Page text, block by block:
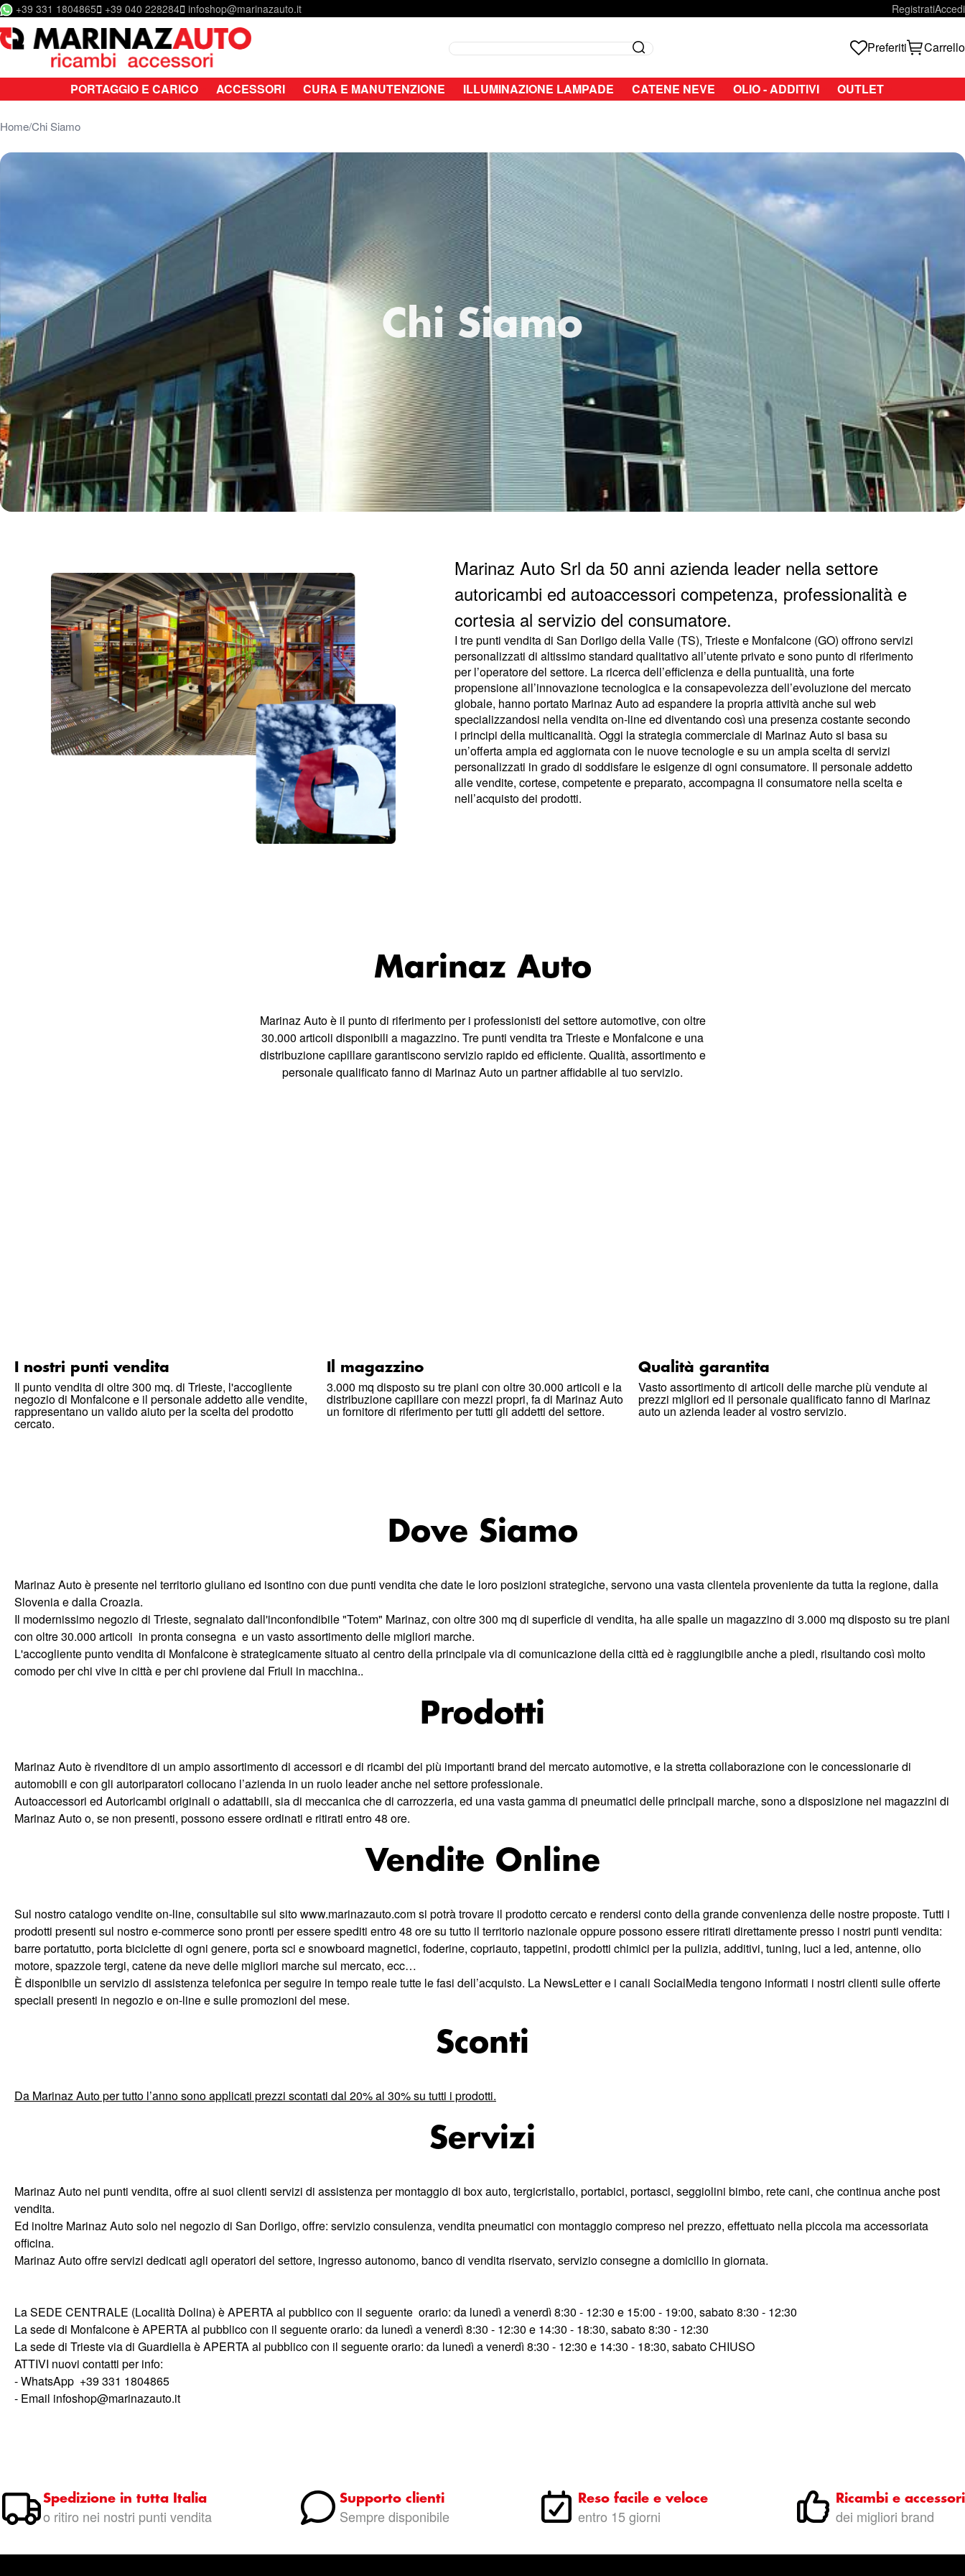
Salta al contenuto
+39 331 1804865 +39 040 228284 infoshop@marinazauto.it RegistratiAccedi
Search Search Preferiti Carrello
PORTAGGIO E CARICO ACCESSORI CURA E MANUTENZIONE ILLUMINAZIONE LAMPADE CATENE NEVE OLIO - ADDITIVI OUTLET
HomeChi Siamo
Chi Siamo
Marinaz Auto Srl da 50 anni azienda leader nella settore
autoricambi ed autoaccessori competenza, professionalità e
cortesia al servizio del consumatore.
I tre punti vendita di San Dorligo della Valle (TS), Trieste e Monfalcone (GO) offrono servizi
personalizzati di altissimo standard qualitativo all’utente privato e sono punto di riferimento
per l’operatore del settore. La ricerca dell’efficienza e della puntualità, una forte
propensione all’innovazione tecnologica e la consapevolezza dell’evoluzione del mercato
globale, hanno portato Marinaz Auto ad espandere la propria attività anche sul web
specializzandosi nella vendita on-line ed diventando così una presenza costante secondo
i principi della multicanalità. Oggi la strategia commerciale di Marinaz Auto si basa su
un’offerta ampia ed aggiornata con le nuove tecnologie e su un ampia scelta di servizi
personalizzati in grado di soddisfare le esigenze di ogni consumatore. Il personale addetto
alle vendite, cortese, competente e preparato, accompagna il consumatore nella scelta e
nell’acquisto dei prodotti.
Marinaz Auto
Marinaz Auto è il punto di riferimento per i professionisti del settore automotive, con oltre
30.000 articoli disponibili a magazzino. Tre punti vendita tra Trieste e Monfalcone e una
distribuzione capillare garantiscono servizio rapido ed efficiente. Qualità, assortimento e
personale qualificato fanno di Marinaz Auto un partner affidabile al tuo servizio.
I nostri punti vendita
Il punto vendita di oltre 300 mq. di Trieste, l'accogliente
negozio di Monfalcone e il personale addetto alle vendite,
rappresentano un valido aiuto per la scelta del prodotto
cercato.
Il magazzino
3.000 mq disposto su tre piani con oltre 30.000 articoli e la
distribuzione capillare con mezzi propri, fa di Marinaz Auto
un fornitore di riferimento per tutti gli addetti del settore.
Qualità garantita
Vasto assortimento di articoli delle marche più vendute ai
prezzi migliori ed il personale qualificato fanno di Marinaz
auto un azienda leader al vostro servizio.
Dove Siamo
Marinaz Auto è presente nel territorio giuliano ed isontino con due punti vendita che date le loro posizioni strategiche, servono una vasta clientela proveniente da tutta la regione, dalla
Slovenia e dalla Croazia.
Il modernissimo negozio di Trieste, segnalato dall'inconfondibile "Totem" Marinaz, con oltre 300 mq di superficie di vendita, ha alle spalle un magazzino di 3.000 mq disposto su tre piani
con oltre 30.000 articoli in pronta consegna e un vasto assortimento delle migliori marche.
L'accogliente punto vendita di Monfalcone è strategicamente situato al centro della principale via di comunicazione della città ed è raggiungibile anche a piedi, risultando così molto
comodo per chi vive in città e per chi proviene dal Friuli in macchina..
Prodotti
Marinaz Auto è rivenditore di un ampio assortimento di accessori e di ricambi dei più importanti brand del mercato automotive, e la stretta collaborazione con le concessionarie di
automobili e con gli autoriparatori collocano l’azienda in un ruolo leader anche nel settore professionale.
Autoaccessori ed Autoricambi originali o adattabili, sia di meccanica che di carrozzeria, ed una vasta gamma di pneumatici delle principali marche, sono a disposizione nei magazzini di
Marinaz Auto o, se non presenti, possono essere ordinati e ritirati entro 48 ore.
Vendite Online
Sul nostro catalogo vendite on-line, consultabile sul sito www.marinazauto.com si potrà trovare il prodotto cercato e rendersi conto della grande convenienza delle nostre proposte. Tutti i
prodotti presenti sul nostro e-commerce sono pronti per essere spediti entro 48 ore su tutto il territorio nazionale oppure possono essere ritirati direttamente presso i nostri punti vendita:
barre portatutto, porta biciclettedi ogni genere, porta sci esnowboard magnetici, foderine, copriauto, tappetini, prodotti chimici per la pulizia, additivi, tuning, luci a led, antenne, olio
motore, spazzole tergi, catene da nevedelle migliori marche sul mercato, ecc…
È disponibile un servizio di assistenza telefonica per seguire in tempo reale tutte le fasi dell’acquisto. La NewsLetter e i canali SocialMedia tengono informati i nostri clienti sulle offerte
speciali presenti in negozio e on-line e sulle promozioni del mese.
Sconti
Da Marinaz Auto per tutto l’anno sono applicati prezzi scontati dal 20% al 30% su tutti i prodotti.
Servizi
Marinaz Auto nei punti vendita, offre ai suoi clienti servizi di assistenza per montaggio di box auto, tergicristallo, portabici, portasci, seggiolini bimbo, rete cani, che continua anche post
vendita.
Ed inoltre Marinaz Auto solo nel negozio di San Dorligo, offre: servizio consulenza, vendita pneumatici con montaggio compreso nel prezzo, effettuato nella piccola ma accessoriata
officina.
Marinaz Auto offre servizi dedicati agli operatori del settore, ingresso autonomo, banco di vendita riservato, servizio consegne a domicilio in giornata.
La SEDE CENTRALE (Località Dolina) è APERTA al pubblico con il seguente orario: da lunedì a venerdì 8:30 - 12:30 e 15:00 - 19:00, sabato 8:30 - 12:30
La sede di Monfalcone è APERTA al pubblico con il seguente orario: da lunedì a venerdì 8:30 - 12:30 e 14:30 - 18:30, sabato 8:30 - 12:30
La sede di Trieste via di Guardiella è APERTA al pubblico con il seguente orario: da lunedì a venerdì 8:30 - 12:30 e 14:30 - 18:30, sabato CHIUSO
ATTIVI nuovi contatti per info:
- WhatsApp +39 331 1804865
- Email infoshop@marinazauto.it
Spedizione in tutta Italia
o ritiro nei nostri punti vendita
Supporto clienti
Sempre disponibile
Reso facile e veloce
entro 15 giorni
Ricambi e accessori
dei migliori brand